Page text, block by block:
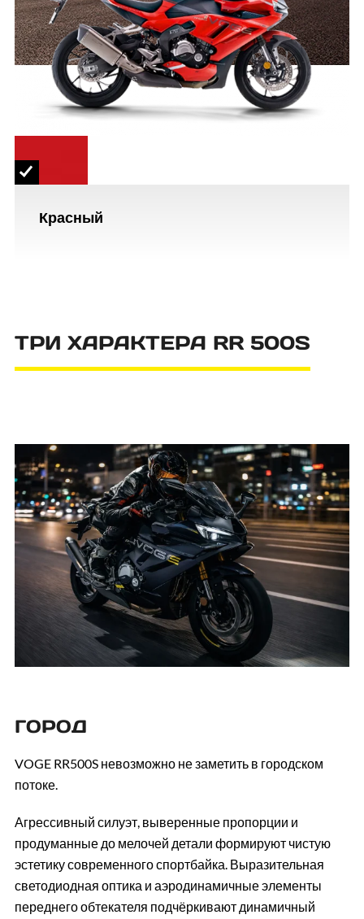
Красный
ТРИ ХАРАКТЕРА RR 500S
ГОРОД
VOGE RR500S невозможно не заметить в городском
потоке.
Агрессивный силуэт, выверенные пропорции и
продуманные до мелочей детали формируют чистую
эстетику современного спортбайка. Выразительная
светодиодная оптика и аэродинамичные элементы
переднего обтекателя подчёркивают динамичный